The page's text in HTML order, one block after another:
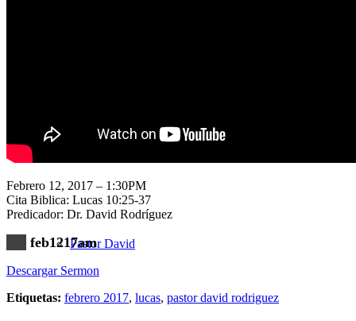
Pastor David
Febrero 12, 2017 – 1:30PM
Cita Biblica: Lucas 10:25-37
Predicador: Dr. David Rodríguez
feb1217am
Descargar Sermon
Etiquetas: febrero 2017, lucas, pastor david rodriguez